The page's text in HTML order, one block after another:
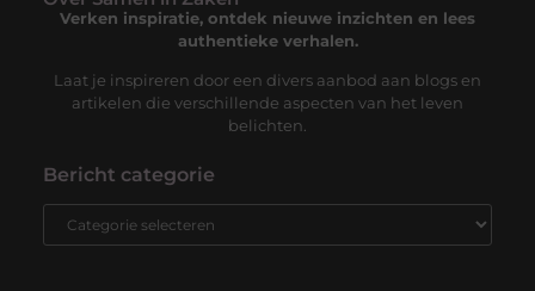
Verken inspiratie, ontdek nieuwe inzichten en lees
authentieke verhalen.
Laat je inspireren door een divers aanbod aan blogs en
artikelen die verschillende aspecten van het leven
belichten.
Bericht categorie